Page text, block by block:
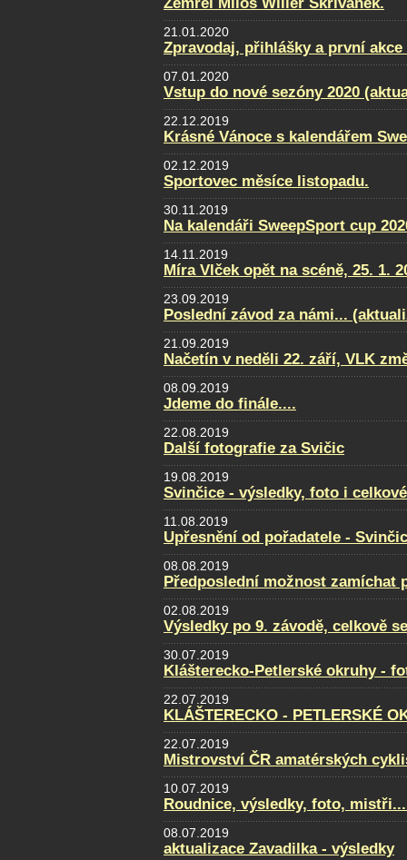
21.01.2020
Zpravodaj, přihlášky a první akce
07.01.2020
Vstup do nové sezóny 2020
22.12.2019
Krásné Vánoce s kalendářem
02.12.2019
Sportovec měsíce listopadu.
30.11.2019
Na kalendáři SweepSport cup
14.11.2019
Míra Vlček opět na scéně, 25. 1.
23.09.2019
Poslední závod za námi...
21.09.2019
Načetín v neděli 22. září, VLK
08.09.2019
Jdeme do finále....
22.08.2019
Další fotografie za Svičic
19.08.2019
Svinčice - výsledky, foto i
11.08.2019
Upřesnění od pořadatele -
08.08.2019
Předposlední možnost zamíchat
02.08.2019
Výsledky po 9. závodě, celkově
30.07.2019
Klášterecko-Petlerské okruhy -
22.07.2019
KLÁŠTERECKO - PETLERSKÉ
22.07.2019
Mistrovství ČR amatérských
10.07.2019
Roudnice, výsledky, foto,
08.07.2019
aktualizace Zavadilka - výsledky